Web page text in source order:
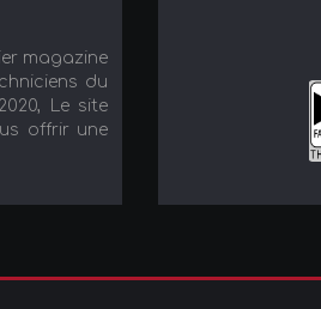
magazine
du
Le site
offrir une